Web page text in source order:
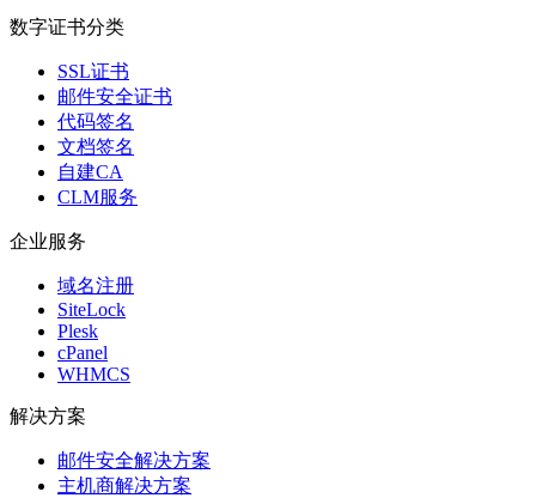
数字证书分类
SSL证书
邮件安全证书
代码签名
文档签名
自建CA
CLM服务
企业服务
域名注册
SiteLock
Plesk
cPanel
WHMCS
解决方案
邮件安全解决方案
主机商解决方案